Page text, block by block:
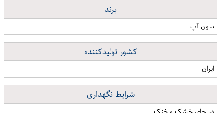
برند
سون آپ
کشور تولیدکننده
ایران
شرایط نگهداری